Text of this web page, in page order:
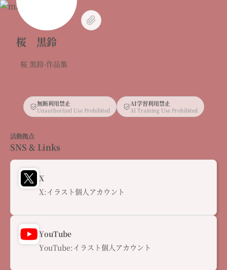
桜 黒鈴
桜 黒鈴-作品集
無断利用禁止
Unauthorized Use Prohibited
AI学習利用禁止
AI Training Use Prohibited
活動拠点
SNS & Links
X
X:イラスト個人アカウント
YouTube
YouTube:イラスト個人アカウント